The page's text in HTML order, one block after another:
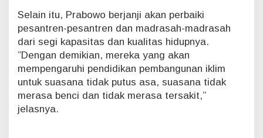
Selain itu, Prabowo berjanji akan perbaiki
pesantren-pesantren dan madrasah-madrasah
dari segi kapasitas dan kualitas hidupnya.
”Dengan demikian, mereka yang akan
mempengaruhi pendidikan pembangunan iklim
untuk suasana tidak putus asa, suasana tidak
merasa benci dan tidak merasa tersakit,”
jelasnya.